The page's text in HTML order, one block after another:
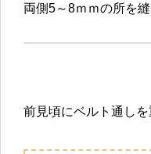
両側5～8ｍｍの所を縫
前見頃にベルト通しを